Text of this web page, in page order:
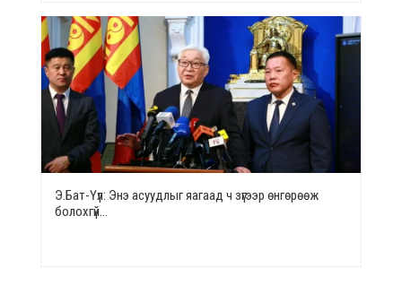
Э.Бат-Үүл: Энэ асуудлыг яагаад ч зүгээр өнгөрөөж
болохгүй…